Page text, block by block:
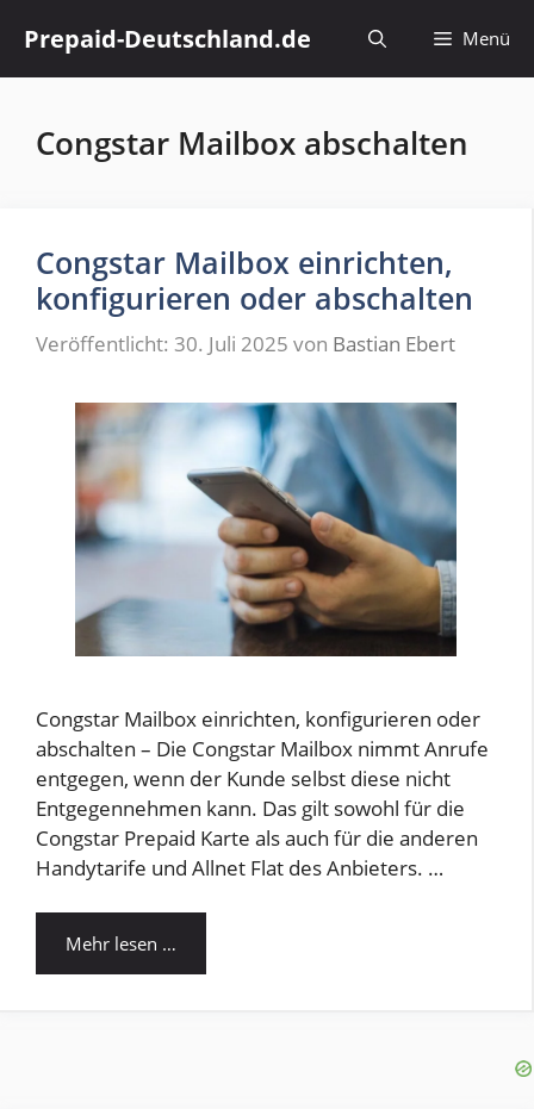
Inhalt
springen
Prepaid-Deutschland.de Menü
Congstar Mailbox abschalten
Congstar Mailbox einrichten,
konfigurieren oder abschalten
Veröffentlicht: 30. Juli 2025 von Bastian Ebert
Congstar Mailbox einrichten, konfigurieren oder
abschalten – Die Congstar Mailbox nimmt Anrufe
entgegen, wenn der Kunde selbst diese nicht
Entgegennehmen kann. Das gilt sowohl für die
Congstar Prepaid Karte als auch für die anderen
Handytarife und Allnet Flat des Anbieters. …
Mehr lesen …